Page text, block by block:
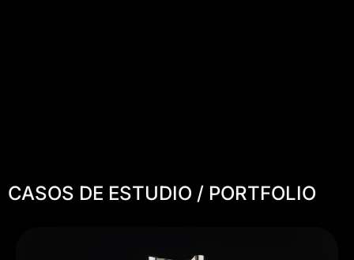
CASOS DE ESTUDIO / PORTFOLIO